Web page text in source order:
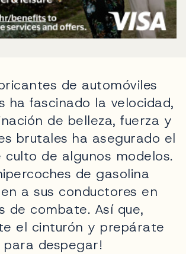
de automóviles
ha fascinado la velocidad,
de belleza, fuerza y
brutales ha asegurado el
culto de algunos modelos.
de gasolina
a sus conductores en
de combate. Así que,
el cinturón y prepárate
para despegar!